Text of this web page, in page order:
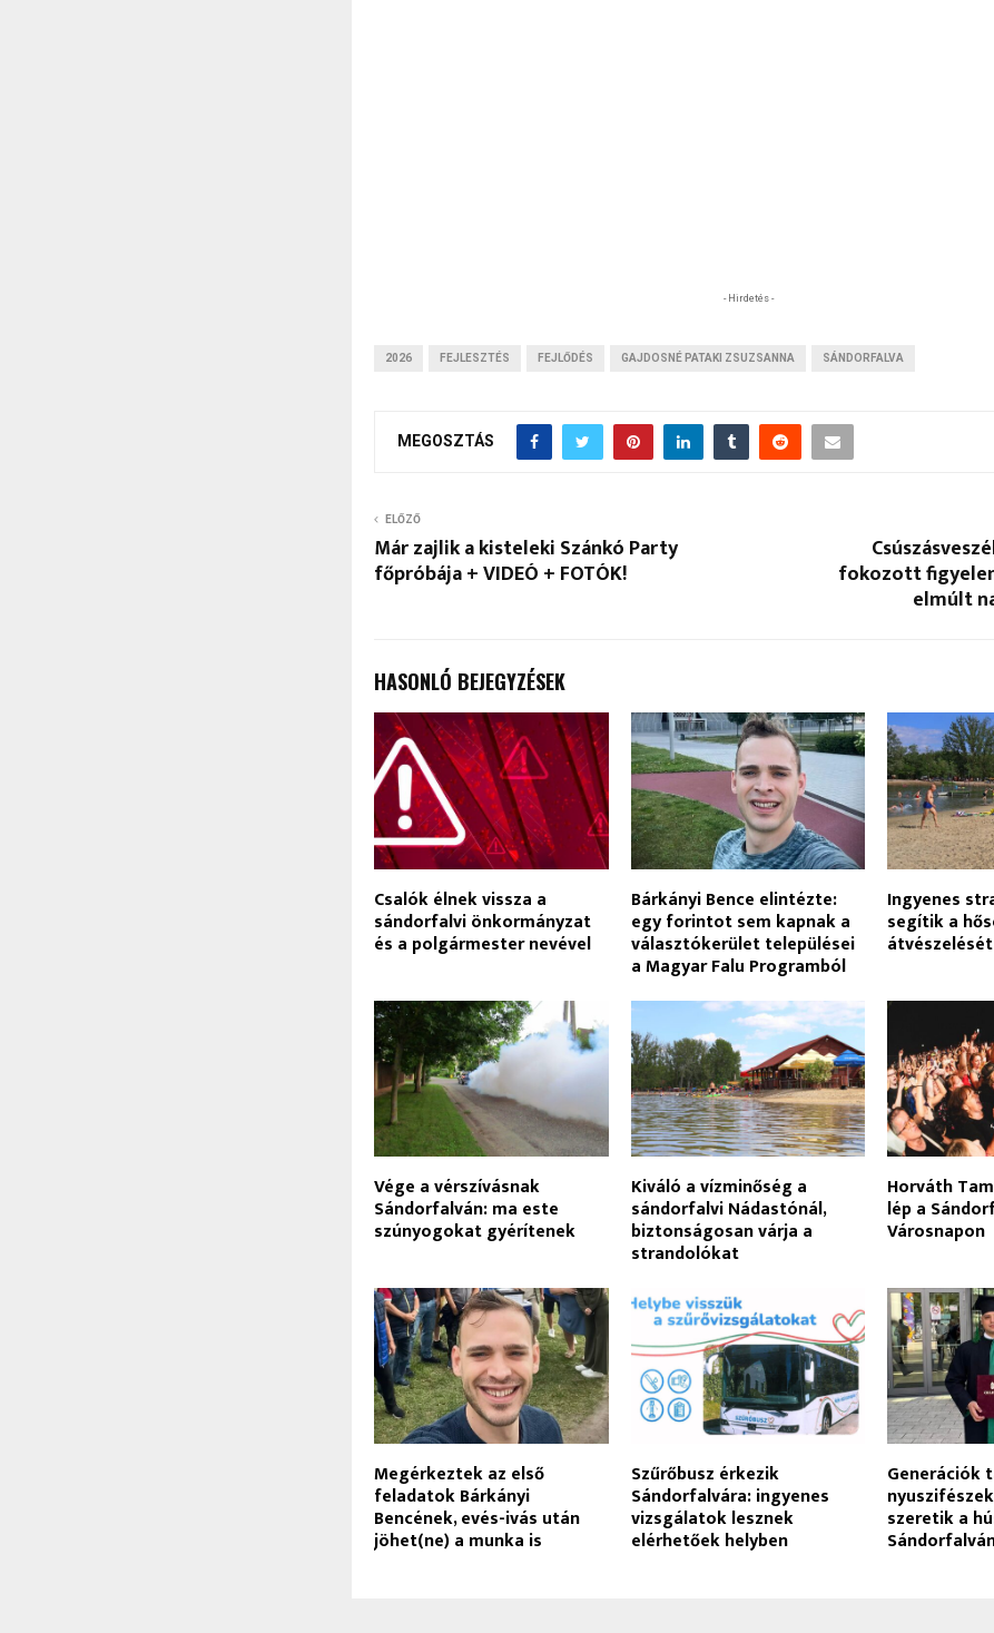
- Hirdetés -
2026 FEJLESZTÉS FEJLŐDÉS GAJDOSNÉ PATAKI ZSUZSANNA SÁNDORFALVA
MEGOSZTÁS
ELŐZŐ
Már zajlik a kisteleki Szánkó Party
főpróbája + VIDEÓ + FOTÓK! fokozott
elmúlt
HASONLÓ BEJEGYZÉSEK
Csalók élnek vissza a
sándorfalvi önkormányzat
és a polgármester nevével
Bárkányi Bence elintézte:
egy forintot sem kapnak a
választókerület települései
a Magyar Falu Programból
Ingyenes
segítik a
Vége a vérszívásnak
Sándorfalván: ma este
szúnyogokat gyérítenek
Kiváló a vízminőség a
sándorfalvi Nádastónál,
biztonságosan várja a
strandolókat
Horváth
lép a
Városnapon
Megérkeztek az első
feladatok Bárkányi
Bencének, evés-ivás után
jöhet(ne) a munka is
Szűrőbusz érkezik
Sándorfalvára: ingyenes
vizsgálatok lesznek
elérhetőek helyben
Generációk
szeretik a